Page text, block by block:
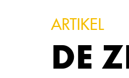
ARTIKEL
DE